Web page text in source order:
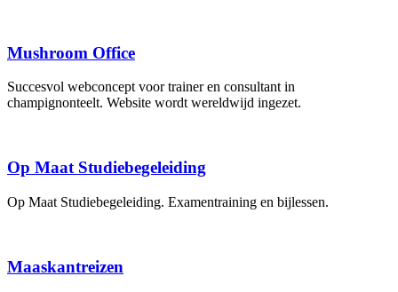
Mushroom Office
Succesvol webconcept voor trainer en consultant in
champignonteelt. Website wordt wereldwijd ingezet.
Op Maat Studiebegeleiding
Op Maat Studiebegeleiding. Examentraining en bijlessen.
Maaskantreizen